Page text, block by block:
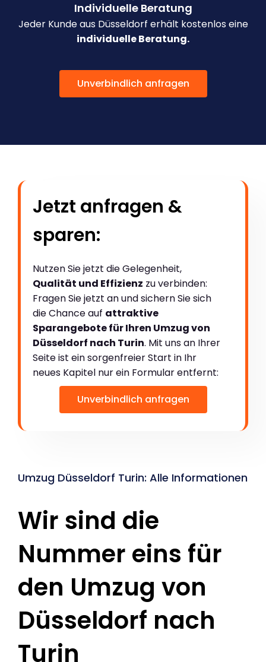
Individuelle Beratung
Jeder Kunde aus Düsseldorf erhält kostenlos eine
individuelle Beratung.
Unverbindlich anfragen
Jetzt anfragen &
sparen:
Nutzen Sie jetzt die Gelegenheit,
Qualität und Effizienz zu verbinden:
Fragen Sie jetzt an und sichern Sie sich
die Chance auf attraktive
Sparangebote für Ihren Umzug von
Düsseldorf nach Turin. Mit uns an Ihrer
Seite ist ein sorgenfreier Start in Ihr
neues Kapitel nur ein Formular entfernt:
Unverbindlich anfragen
Umzug Düsseldorf Turin: Alle Informationen
Wir sind die
Nummer eins für
den Umzug von
Düsseldorf nach
Turin